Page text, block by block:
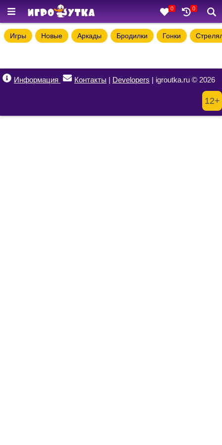
0 0
Игры Новые Аркады Бродилки Гонки
Информация Контакты | Developers | igroutka.ru © 2026
12+